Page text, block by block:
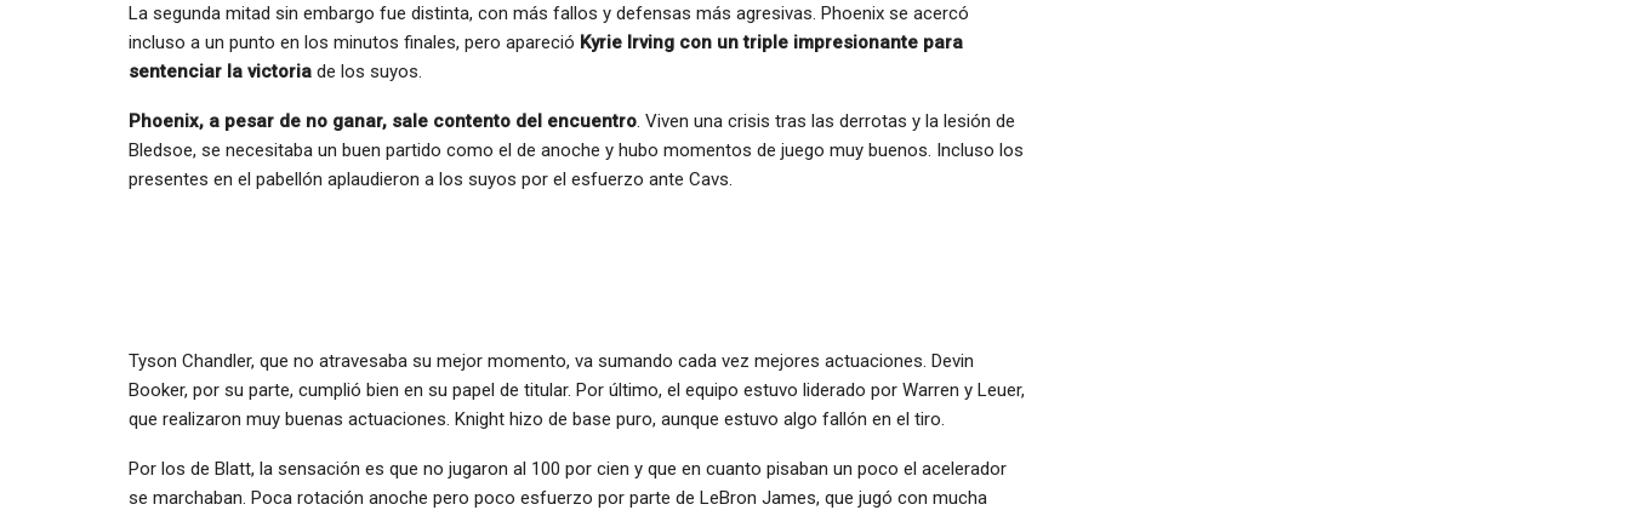
La segunda mitad sin embargo fue distinta, con más fallos y defensas más agresivas. Phoenix se acercó
incluso a un punto en los minutos finales, pero apareció Kyrie Irving con un triple impresionante para
sentenciar la victoria de los suyos.
Phoenix, a pesar de no ganar, sale contento del encuentro. Viven una crisis tras las derrotas y la lesión de
Bledsoe, se necesitaba un buen partido como el de anoche y hubo momentos de juego muy buenos. Incluso los
presentes en el pabellón aplaudieron a los suyos por el esfuerzo ante Cavs.
Tyson Chandler, que no atravesaba su mejor momento, va sumando cada vez mejores actuaciones. Devin
Booker, por su parte, cumplió bien en su papel de titular. Por último, el equipo estuvo liderado por Warren y Leuer,
que realizaron muy buenas actuaciones. Knight hizo de base puro, aunque estuvo algo fallón en el tiro.
Por los de Blatt, la sensación es que no jugaron al 100 por cien y que en cuanto pisaban un poco el acelerador
se marchaban. Poca rotación anoche pero poco esfuerzo por parte de LeBron James, que jugó con mucha